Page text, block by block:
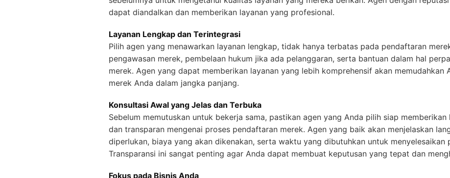
dapat diandalkan dan memberikan layanan yang profesional.
Layanan Lengkap dan Terintegrasi
Pilih agen yang menawarkan layanan lengkap, tidak hanya terbatas pada pendaftaran
pengawasan merek, pembelaan hukum jika ada pelanggaran, serta bantuan dalam hal
merek. Agen yang dapat memberikan layanan yang lebih komprehensif akan memudahkan
merek Anda dalam jangka panjang.
Konsultasi Awal yang Jelas dan Terbuka
Sebelum memutuskan untuk bekerja sama, pastikan agen yang Anda pilih siap
dan transparan mengenai proses pendaftaran merek. Agen yang baik akan menjelaskan
diperlukan, biaya yang akan dikenakan, serta waktu yang dibutuhkan untuk menyelesaikan
Transparansi ini sangat penting agar Anda dapat membuat keputusan yang tepat dan
Fokus pada Bisnis Anda